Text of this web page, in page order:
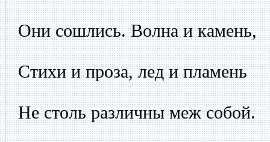
Они сошлись. Волна и камень,
Стихи и проза, лед и пламень
Не столь различны меж собой.